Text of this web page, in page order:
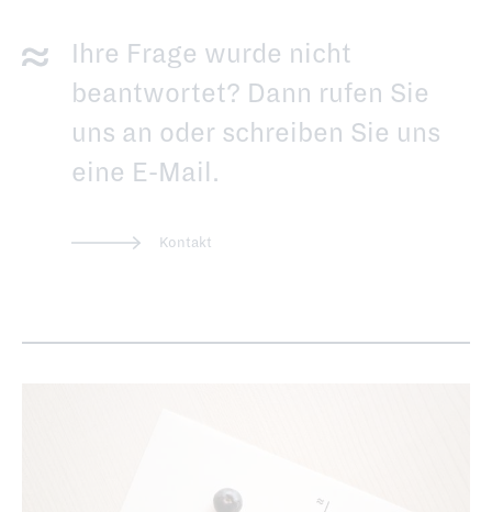
Ihre Frage wurde nicht
beantwortet? Dann rufen Sie
uns an oder schreiben Sie uns
eine E-Mail.
Kontakt